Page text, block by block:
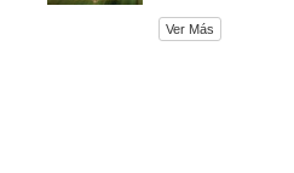
Ver Más